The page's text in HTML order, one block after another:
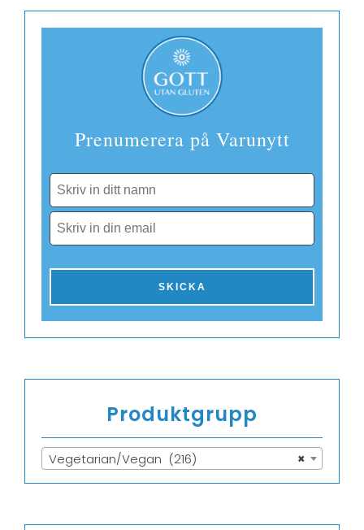
EUR
Prenumerera på Varunytt
Produktgrupp
×
Vegetarian/Vegan (216)